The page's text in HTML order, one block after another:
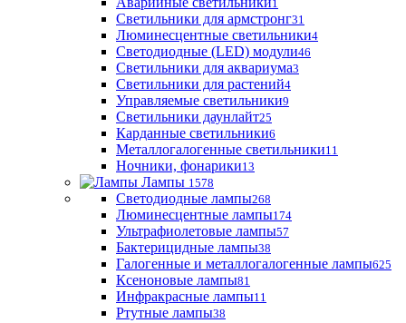
1
Светильники для армстронг31
Люминесцентные светильники4
Светодиодные (LED) модули46
Светильники для аквариума3
Светильники для растений4
Управляемые светильники9
Светильники даунлайт25
Карданные светильники6
Металлогалогенные светильники11
Ночники, фонарики13
Лампы 1578
Светодиодные лампы268
Люминесцентные лампы174
Ультрафиолетовые лампы57
Бактерицидные лампы38
Галогенные и металлогалогенные лампы625
Ксеноновые лампы81
Инфракрасные лампы11
Ртутные лампы38